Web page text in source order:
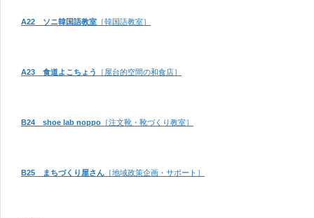
A22 ソニ韓国語教室 ［韓国語教室］
A23 食道よこちょう ［屋台的空間の和食店］
B24 shoe lab noppo ［注文靴・靴づくり教室］
B25 まちづくり屋さん ［地域政策企画・サポート］